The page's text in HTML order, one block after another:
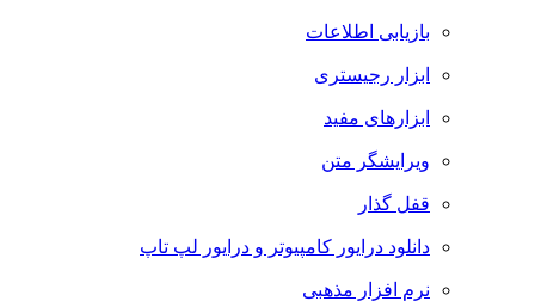
بازیابی اطلاعات
ابزار رجیستری
ابزارهای مفید
ویرایشگر متن
قفل گذار
دانلود درایور کامپیوتر و درایور لپ تاپ
نرم افزار مذهبی